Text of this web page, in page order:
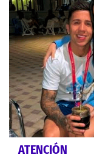
ATENCIÓN